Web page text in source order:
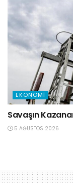
EKONOMI
Savaşın
5 AĞUSTOS 2026